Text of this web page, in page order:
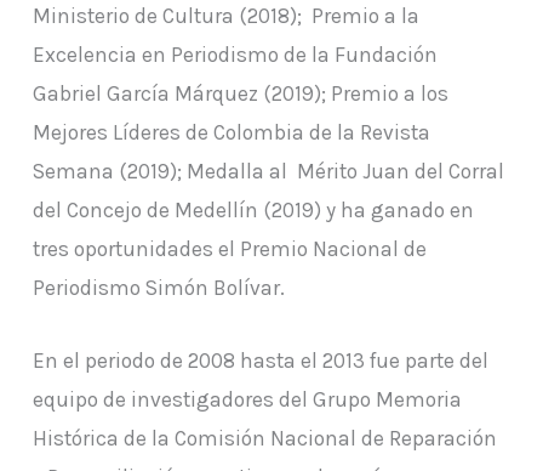
Ministerio de Cultura (2018); Premio a la
Excelencia en Periodismo de la Fundación
Gabriel García Márquez (2019); Premio a los
Mejores Líderes de Colombia de la Revista
Semana (2019); Medalla al Mérito Juan del Corral
del Concejo de Medellín (2019) y ha ganado en
tres oportunidades el Premio Nacional de
Periodismo Simón Bolívar.
En el periodo de 2008 hasta el 2013 fue parte del
equipo de investigadores del Grupo Memoria
Histórica de la Comisión Nacional de Reparación